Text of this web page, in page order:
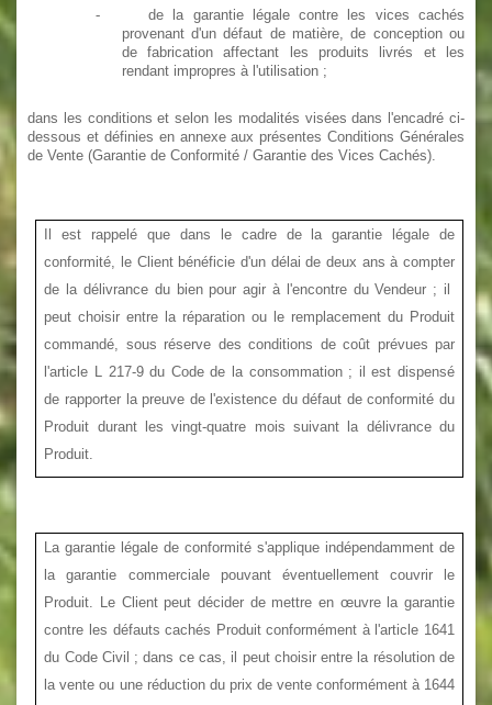
-
de la garantie légale contre les vices cachés
provenant d'un défaut de matière, de conception ou
de fabrication affectant les produits livrés et les
rendant impropres à l'utilisation ;
dans les conditions et selon les modalités visées dans l'encadré ci-
dessous et définies en annexe aux présentes Conditions Générales
de Vente (Garantie de Conformité / Garantie des Vices Cachés).
Il est rappelé que dans le cadre de lagarantie légale de
conformité, le Client bénéficie d'un délai de deux ans à compter
de la délivrance du bien pour agir à l'encontre du Vendeur ; il
peut choisir entre la réparation ou le remplacement du Produit
commandé, sous réserve des conditions de coût prévues par
l'article L 217-9 du Code de la consommation ; il est dispensé
de rapporter la preuve de l'existence du défaut de conformité du
Produit durant les vingt-quatre mois suivant la délivrance du
Produit.
La garantie légale de conformité s'applique indépendamment de
la garantie commerciale pouvant éventuellement couvrir le
Produit. Le Client peut décider de mettre en œuvre la garantie
contre les défauts cachés Produit conformément à l'article 1641
du Code Civil ; dans ce cas, il peut choisir entre la résolution de
la vente ou une réduction du prix de vente conformément à 1644